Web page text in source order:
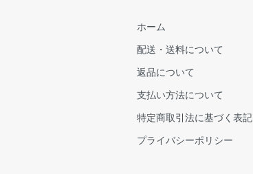
ホーム
配送・送料について
返品について
支払い方法について
特定商取引法に基づく表記
プライバシーポリシー